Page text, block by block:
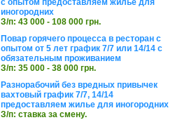
с опытом предоставляем жилье для
иногородних
З/п: 43 000 - 108 000 грн.
Повар горячего процесса в ресторан с
опытом от 5 лет график 7/7 или 14/14 с
обязательным проживанием
З/п: 35 000 - 38 000 грн.
Разнорабочий без вредных привычек
вахтовый график 7/7, 14/14
предоставляем жилье для иногородних
З/п: ставка за смену.